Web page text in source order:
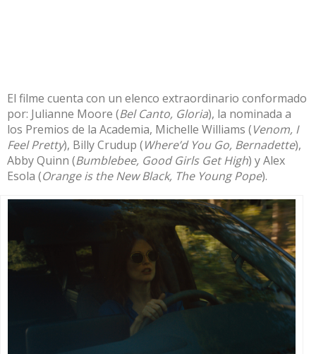
El filme cuenta con un elenco extraordinario conformado
por: Julianne Moore (Bel Canto, Gloria), la nominada a
los Premios de la Academia, Michelle Williams (Venom, I
Feel Pretty), Billy Crudup (Where’d You Go, Bernadette),
Abby Quinn (Bumblebee, Good Girls Get High) y Alex
Esola (Orange is the New Black, The Young Pope).